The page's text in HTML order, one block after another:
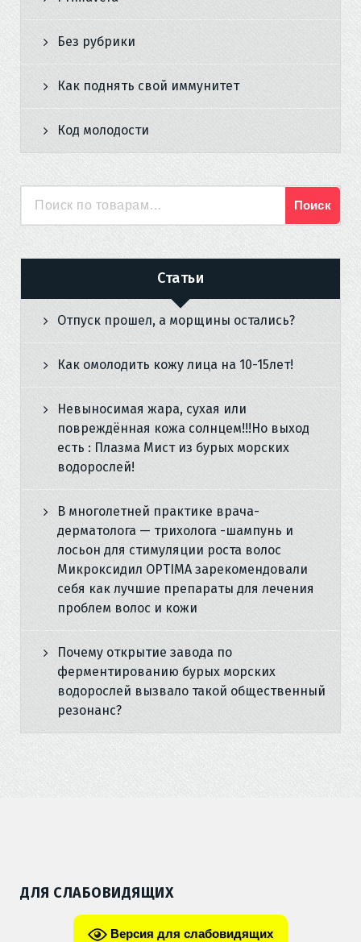
Без рубрики
Как поднять свой иммунитет
Код молодости
Поиск
Статьи
Отпуск прошел, а морщины остались?
Как омолодить кожу лица на 10-15лет!
Невыносимая жара, сухая или
повреждённая кожа солнцем!!!Но выход
есть : Плазма Мист из бурых морских
водорослей!
В многолетней практике врача-
дерматолога — трихолога -шампунь и
лосьон для стимуляции роста волос
Микроксидил OPTIMA зарекомендовали
себя как лучшие препараты для лечения
проблем волос и кожи
Почему открытие завода по
ферментированию бурых морских
водорослей вызвало такой общественный
резонанс?
ДЛЯ СЛАБОВИДЯЩИХ
Версия для слабовидящих